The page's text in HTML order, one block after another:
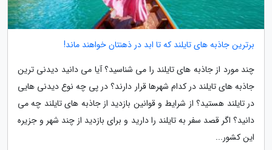
برترین جاذبه های تایلند که تا ابد در ذهنتان خواهند ماند!
چند مورد از جاذبه های تایلند را می شناسید؟ آیا می دانید دیدنی ترین
جاذبه های تایلند در کدام شهرها قرار دارند؟ در پی چه نوع دیدنی هایی
در تایلند هستید؟ از شرایط و قوانین بازدید از جاذبه های تایلند چه می
دانید؟ اگر قصد سفر به تایلند را دارید و برای بازدید از چند شهر و جزیره
این کشور...